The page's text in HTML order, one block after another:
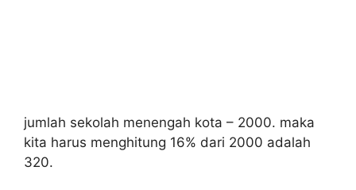
jumlah sekolah menengah kota – 2000. maka
kita harus menghitung 16% dari 2000 adalah
320.